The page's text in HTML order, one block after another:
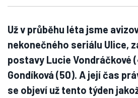
Už v průběhu léta jsme
nekonečného seriálu Ulice,
postavy Lucie Vondráčkové
Gondíková (50). A její čas
se objeví už tento týden